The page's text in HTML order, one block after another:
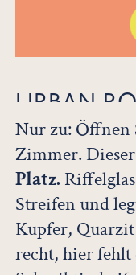
URBAN
1 bis 2 Personen .
Nur zu: Öffnen
Zimmer. Dieser
Platz.
Streifen und
Kupfer,
recht, hier fehlt